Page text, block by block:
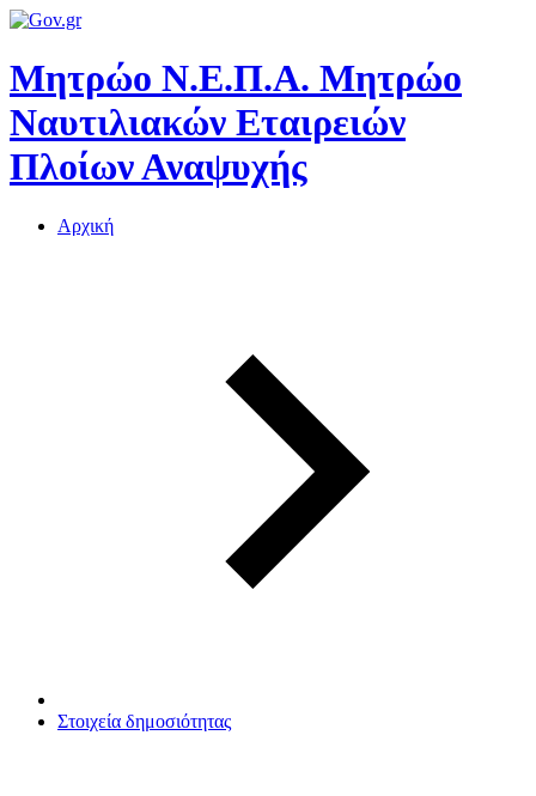
Μητρώο Ν.Ε.Π.Α. Μητρώο
Ναυτιλιακών Εταιρειών
Πλοίων Αναψυχής
Αρχική
Στοιχεία δημοσιότητας